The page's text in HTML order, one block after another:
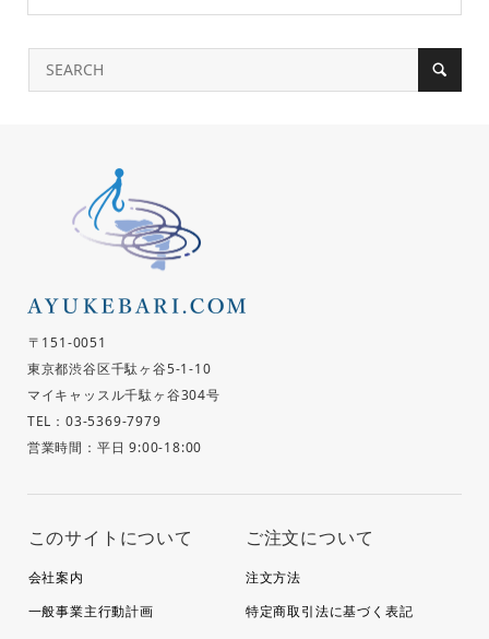
〒151-0051
東京都渋谷区千駄ヶ谷5-1-10
マイキャッスル千駄ヶ谷304号
TEL：03-5369-7979
営業時間：平日 9:00-18:00
このサイトについて
会社案内
一般事業主行動計画
ご注文について
注文方法
特定商取引法に基づく表記